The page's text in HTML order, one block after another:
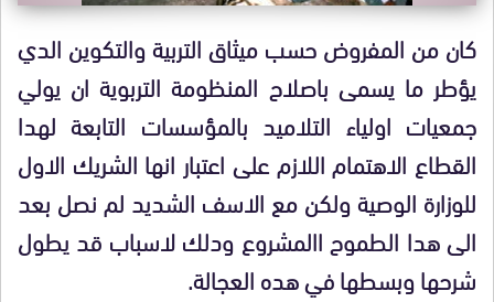
كان من المفروض حسب ميثاق التربية والتكوين الدي
يؤطر ما يسمى باصلاح المنظومة التربوية ان يولي
جمعيات اولياء التلاميد بالمؤسسات التابعة لهدا
القطاع الاهتمام اللازم على اعتبار انها الشريك الاول
للوزارة الوصية ولكن مع الاسف الشديد لم نصل بعد
الى هدا الطموح االمشروع ودلك لاسباب قد يطول
شرحها وبسطها في هده العجالة.